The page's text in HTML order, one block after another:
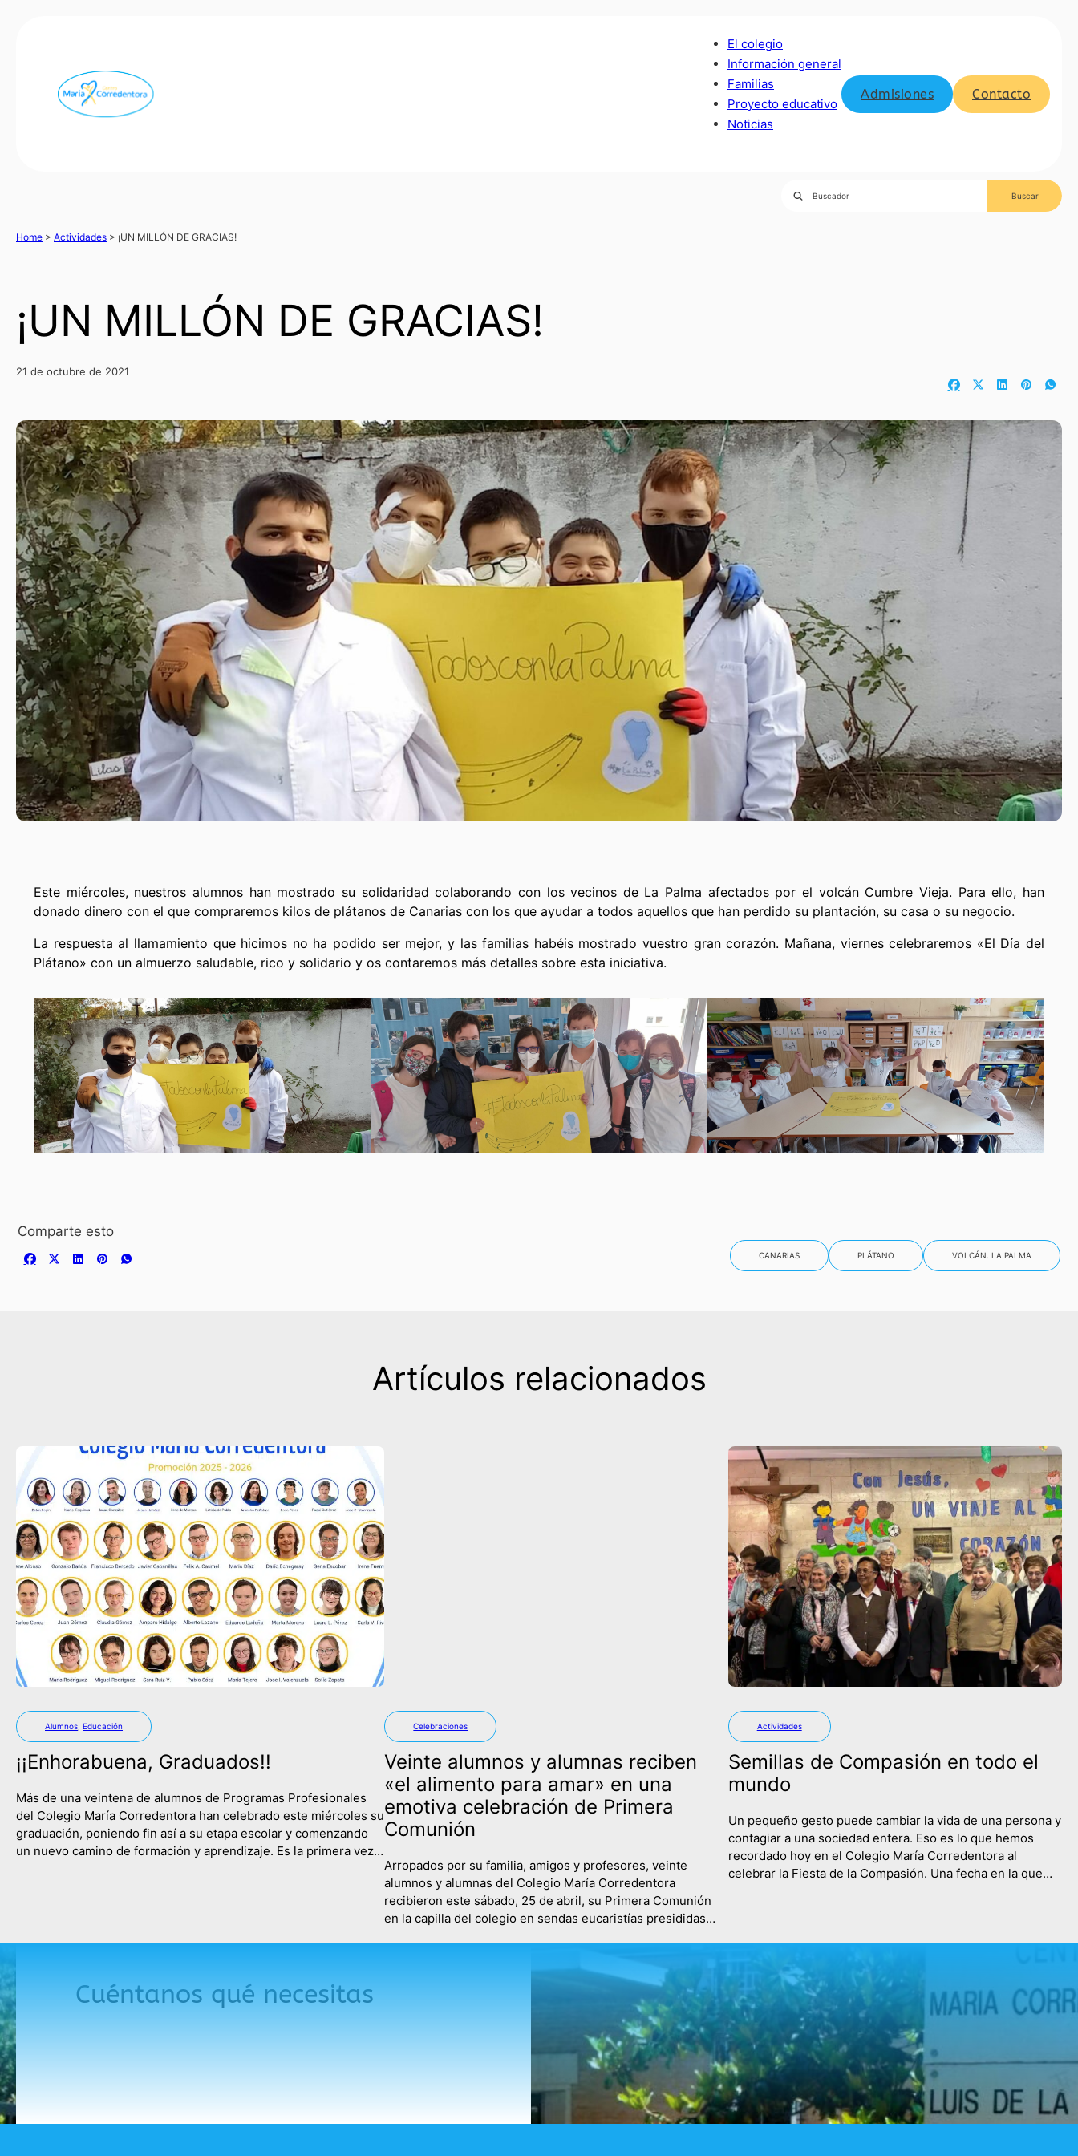
El colegio
Información general
Familias
Proyecto educativo
Noticias
Admisiones Contacto
Home > Actividades > ¡UN MILLÓN DE GRACIAS!
¡UN MILLÓN DE GRACIAS!
21 de octubre de 2021
Este miércoles, nuestros alumnos han mostrado su solidaridad colaborando con los vecinos de La Palma afectados por el volcán Cumbre Vieja. Para ello, han
donado dinero con el que compraremos kilos de plátanos de Canarias con los que ayudar a todos aquellos que han perdido su plantación, su casa o su negocio.
La respuesta al llamamiento que hicimos no ha podido ser mejor, y las familias habéis mostrado vuestro gran corazón. Mañana, viernes celebraremos «El Día del
Plátano» con un almuerzo saludable, rico y solidario y os contaremos más detalles sobre esta iniciativa.
Comparte esto
CANARIAS PLÁTANO VOLCÁN. LA PALMA
Artículos relacionados
Alumnos Educación
¡¡Enhorabuena, Graduados!!
Más de una veintena de alumnos de Programas Profesionales
del Colegio María Corredentora han celebrado este miércoles su
graduación, poniendo fin así a su etapa escolar y comenzando
un nuevo camino de formación y aprendizaje. Es la primera vez
Celebraciones
Veinte alumnos y alumnas reciben
«el alimento para amar» en una
emotiva celebración de Primera
Comunión
Arropados por su familia, amigos y profesores, veinte
alumnos y alumnas del Colegio María Corredentora
recibieron este sábado, 25 de abril, su Primera Comunión
en la capilla del colegio en sendas eucaristías presididas
Actividades
Semillas de Compasión en todo el
mundo
Un pequeño gesto puede cambiar la vida de una persona y
contagiar a una sociedad entera. Eso es lo que hemos
recordado hoy en el Colegio María Corredentora al
celebrar la Fiesta de la Compasión. Una fecha en la que
Cuéntanos qué necesitas